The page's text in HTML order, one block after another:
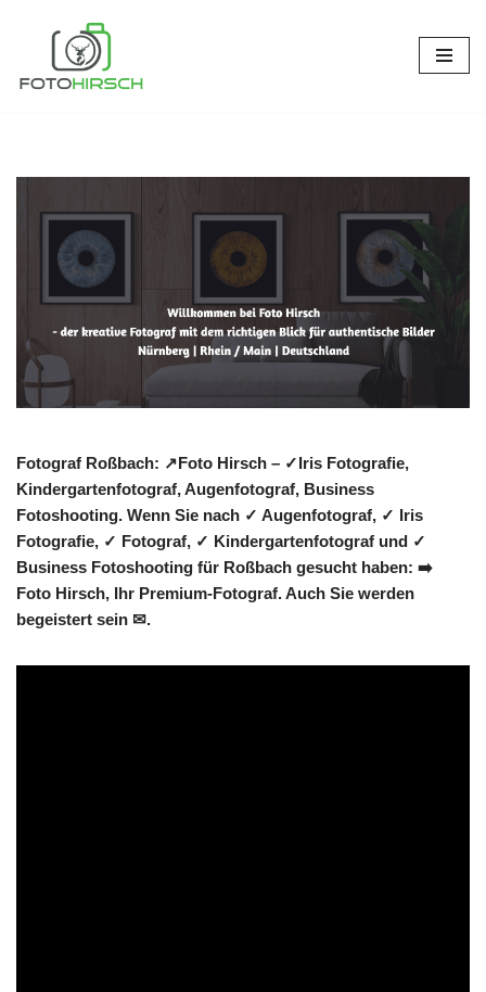
Inhalt
Fotograf Roßbach: ↗️Foto Hirsch – ✓Iris Fotografie,
Kindergartenfotograf, Augenfotograf, Business
Fotoshooting. Wenn Sie nach ✓ Augenfotograf, ✓ Iris
Fotografie, ✓ Fotograf, ✓ Kindergartenfotograf und ✓
Business Fotoshooting für Roßbach gesucht haben: ➡️
Foto Hirsch, Ihr Premium-Fotograf. Auch Sie werden
begeistert sein ✉.